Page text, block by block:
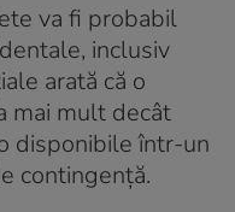
va fi probabil
inclusiv
arată că o
mai mult decât
disponibile într-un
contingență.